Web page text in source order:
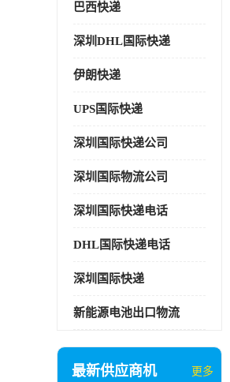
巴西快递
深圳DHL国际快递
伊朗快递
UPS国际快递
深圳国际快递公司
深圳国际物流公司
深圳国际快递电话
DHL国际快递电话
深圳国际快递
新能源电池出口物流
最新供应商机 更多